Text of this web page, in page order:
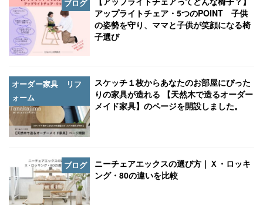
ブログ
アップライトチェア・5つのPOINT 子供
の姿勢を守り、ママと子供が笑顔になる椅
子選び
オーダー家具 リフ
ォーム
スケッチ１枚からあなたのお部屋にぴった
りの家具が造れる 【天然木で造るオーダー
メイド家具】のページを開設しました。
ブログ
ニーチェアエックスの選び方｜Ｘ・ロッキ
ング・80の違いを比較